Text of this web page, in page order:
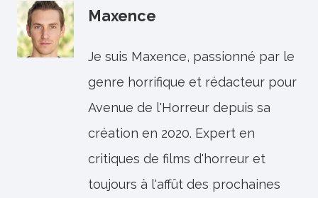
Maxence
Je suis Maxence, passionné par le
genre horrifique et rédacteur pour
Avenue de l'Horreur depuis sa
création en 2020. Expert en
critiques de films d'horreur et
toujours à l'affût des prochaines